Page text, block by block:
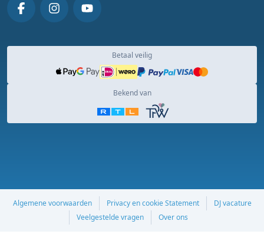
Betaal veilig
Bekend van
Algemene voorwaarden Privacy en cookie Statement
DJ vacature
Veelgestelde vragen
Over ons